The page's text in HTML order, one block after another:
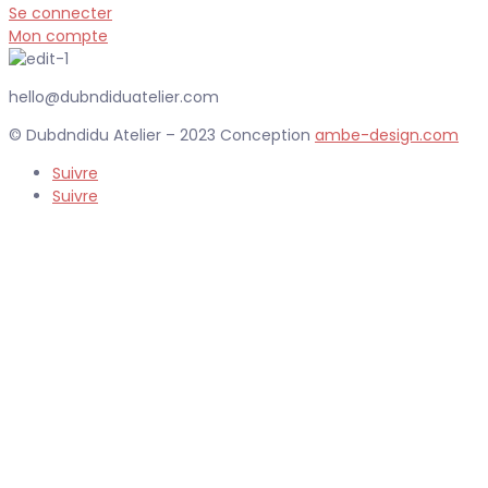
Se connecter
Mon compte
hello@dubndiduatelier.com
© Dubdndidu Atelier – 2023 Conception ambe-design.com
Suivre
Suivre